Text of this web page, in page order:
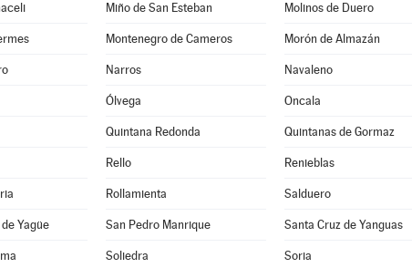
Miño de San Esteban Molinos de Duero
Montenegro de Cameros Morón de Almazán
Narros Navaleno
Ólvega Oncala
Quintana Redonda Quintanas de Gormaz
Rello Renieblas
Rollamienta Salduero
Yagüe San Pedro Manrique Santa Cruz de Yanguas
Soliedra Soria